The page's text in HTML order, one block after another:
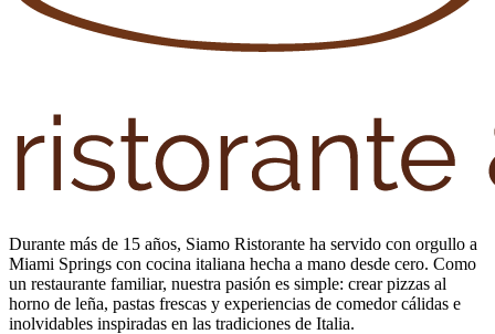
Durante más de 15 años, Siamo Ristorante ha servido con orgullo a
Miami Springs con cocina italiana hecha a mano desde cero. Como
un restaurante familiar, nuestra pasión es simple: crear pizzas al
horno de leña, pastas frescas y experiencias de comedor cálidas e
inolvidables inspiradas en las tradiciones de Italia.